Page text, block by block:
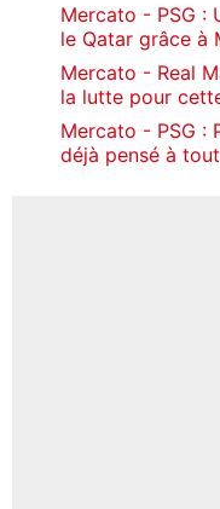
Mercato - PSG :
le Qatar grâce à
Mercato - Real
la lutte pour
Mercato - PSG :
déjà pensé à